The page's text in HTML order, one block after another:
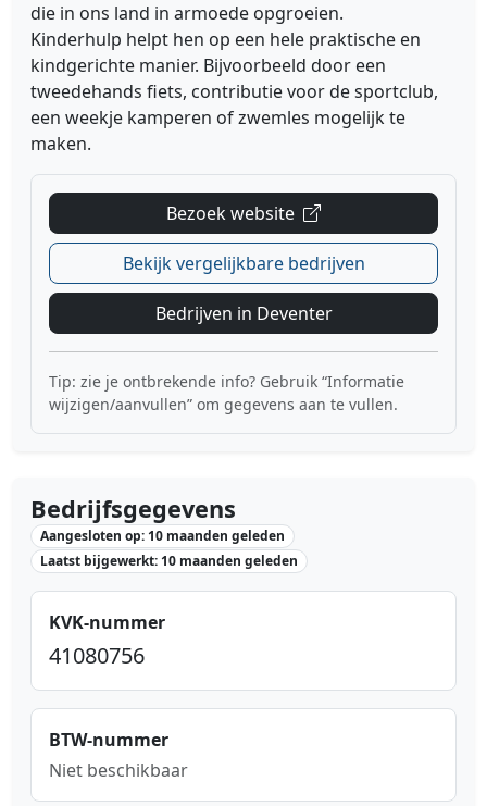
die in ons land in armoede opgroeien.
Kinderhulp helpt hen op een hele praktische en
kindgerichte manier. Bijvoorbeeld door een
tweedehands fiets, contributie voor de sportclub,
een weekje kamperen of zwemles mogelijk te
maken.
Bezoek website
Bekijk vergelijkbare bedrijven
Bedrijven in Deventer
Tip: zie je ontbrekende info? Gebruik “Informatie
wijzigen/aanvullen” om gegevens aan te vullen.
Bedrijfsgegevens
Aangesloten op: 10 maanden geleden
Laatst bijgewerkt: 10 maanden geleden
KVK-nummer
41080756
BTW-nummer
Niet beschikbaar